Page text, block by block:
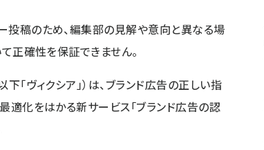
稿のため、編集部の見解や意向と異なる場
正確性を保証できません。
「ヴィクシア」）は、ブランド広告の正しい指
化をはかる新サービス「ブランド広告の認